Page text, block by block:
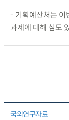
- 기획예산처는 이
과제에 대해 심도
국외연구자료